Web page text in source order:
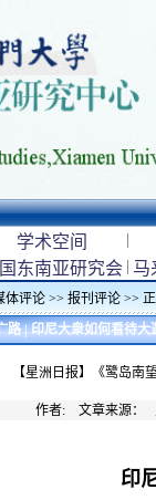
学术空间 |
东南亚研究会 | 马
体评论 >> 报刊评论 >>
路 | 印尼大衆如何看待大
【星洲日报】《鹭岛南
作者: 文章来源：
印